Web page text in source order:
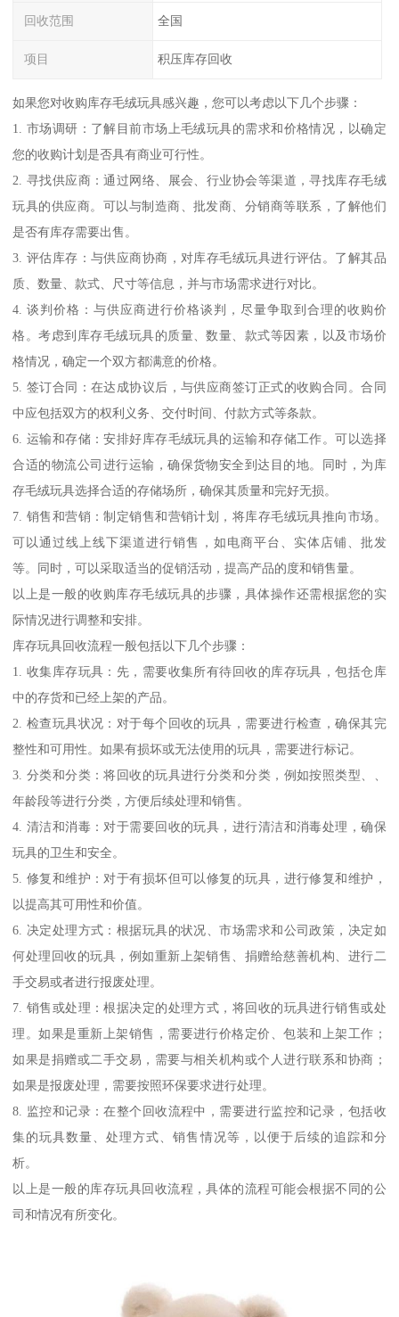
回收范围 全国
项目 积压库存回收
如果您对收购库存毛绒玩具感兴趣，您可以考虑以下几个步骤：
1. 市场调研：了解目前市场上毛绒玩具的需求和价格情况，以确定
您的收购计划是否具有商业可行性。
2. 寻找供应商：通过网络、展会、行业协会等渠道，寻找库存毛绒
玩具的供应商。可以与制造商、批发商、分销商等联系，了解他们
是否有库存需要出售。
3. 评估库存：与供应商协商，对库存毛绒玩具进行评估。了解其品
质、数量、款式、尺寸等信息，并与市场需求进行对比。
4. 谈判价格：与供应商进行价格谈判，尽量争取到合理的收购价
格。考虑到库存毛绒玩具的质量、数量、款式等因素，以及市场价
格情况，确定一个双方都满意的价格。
5. 签订合同：在达成协议后，与供应商签订正式的收购合同。合同
中应包括双方的权利义务、交付时间、付款方式等条款。
6. 运输和存储：安排好库存毛绒玩具的运输和存储工作。可以选择
合适的物流公司进行运输，确保货物安全到达目的地。同时，为库
存毛绒玩具选择合适的存储场所，确保其质量和完好无损。
7. 销售和营销：制定销售和营销计划，将库存毛绒玩具推向市场。
可以通过线上线下渠道进行销售，如电商平台、实体店铺、批发
等。同时，可以采取适当的促销活动，提高产品的度和销售量。
以上是一般的收购库存毛绒玩具的步骤，具体操作还需根据您的实
际情况进行调整和安排。
库存玩具回收流程一般包括以下几个步骤：
1. 收集库存玩具：先，需要收集所有待回收的库存玩具，包括仓库
中的存货和已经上架的产品。
2. 检查玩具状况：对于每个回收的玩具，需要进行检查，确保其完
整性和可用性。如果有损坏或无法使用的玩具，需要进行标记。
3. 分类和分类：将回收的玩具进行分类和分类，例如按照类型、、
年龄段等进行分类，方便后续处理和销售。
4. 清洁和消毒：对于需要回收的玩具，进行清洁和消毒处理，确保
玩具的卫生和安全。
5. 修复和维护：对于有损坏但可以修复的玩具，进行修复和维护，
以提高其可用性和价值。
6. 决定处理方式：根据玩具的状况、市场需求和公司政策，决定如
何处理回收的玩具，例如重新上架销售、捐赠给慈善机构、进行二
手交易或者进行报废处理。
7. 销售或处理：根据决定的处理方式，将回收的玩具进行销售或处
理。如果是重新上架销售，需要进行价格定价、包装和上架工作；
如果是捐赠或二手交易，需要与相关机构或个人进行联系和协商；
如果是报废处理，需要按照环保要求进行处理。
8. 监控和记录：在整个回收流程中，需要进行监控和记录，包括收
集的玩具数量、处理方式、销售情况等，以便于后续的追踪和分
析。
以上是一般的库存玩具回收流程，具体的流程可能会根据不同的公
司和情况有所变化。